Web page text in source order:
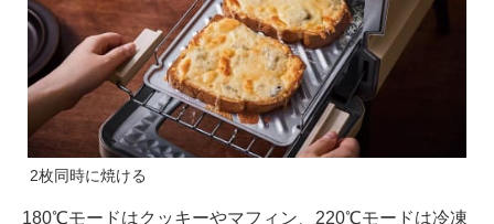
2枚同時に焼ける
180℃モードはクッキーやマフィン、220℃モードは冷凍